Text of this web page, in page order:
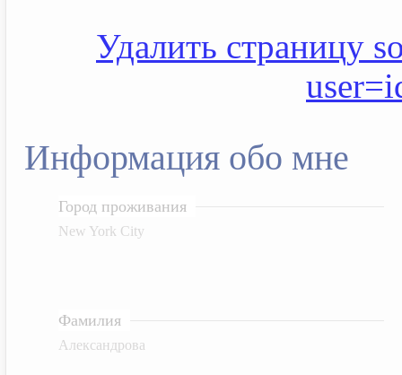
Удалить страницу
Информация обо мне
Город проживания
New York City
Фамилия
Александрова